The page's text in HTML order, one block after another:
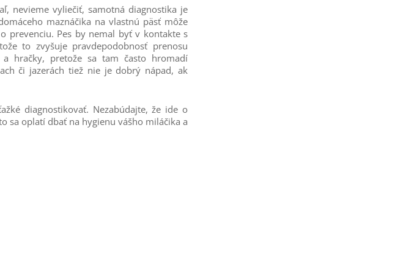
nevieme vyliečiť, samotná diagnostika je
maznáčika na vlastnú päsť môže
prevenciu. Pes by nemal byť v kontakte s
to zvyšuje pravdepodobnosť prenosu
hračky, pretože sa tam často hromadí
či jazerách tiež nie je dobrý nápad, ak
diagnostikovať. Nezabúdajte, že ide o
sa oplatí dbať na hygienu vášho miláčika a